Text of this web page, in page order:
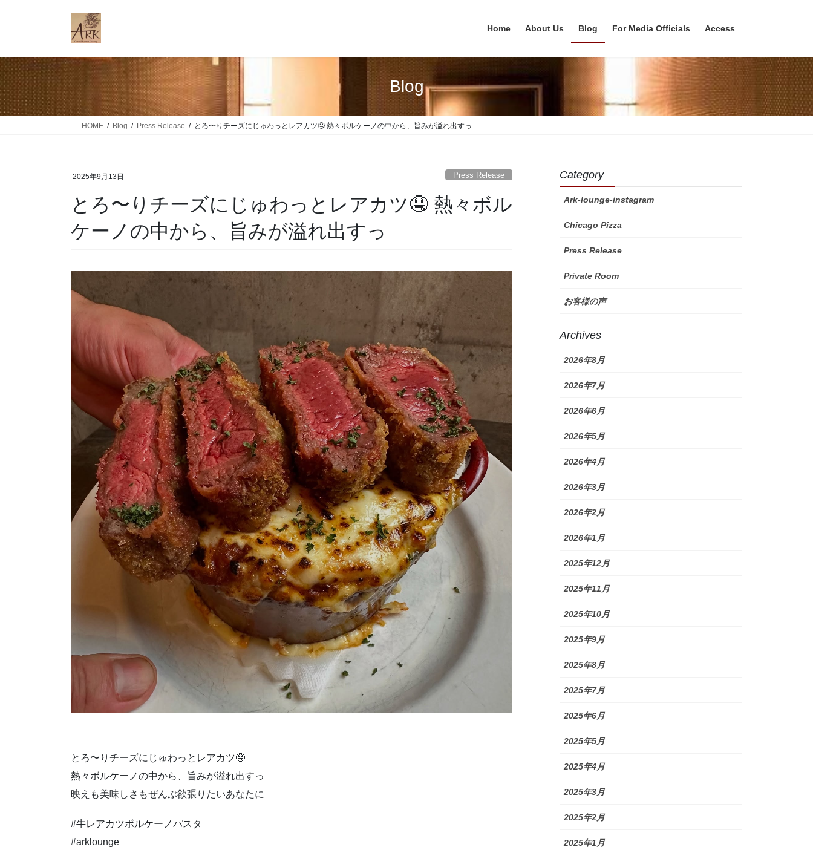
ツ
に
移
動
シ
ョ
ン
に
Home About Us Blog For Media Officials Access
Blog
HOME Blog Press Release とろ〜りチーズにじゅわっとレアカツ🤤 熱々ボルケーノの中から、旨みが溢れ出すっ
2025年9月13日 Press Release
とろ〜りチーズにじゅわっとレアカツ🤤 熱々ボル
ケーノの中から、旨みが溢れ出すっ
とろ〜りチーズにじゅわっとレアカツ🤤
熱々ボルケーノの中から、旨みが溢れ出すっ
映えも美味しさもぜんぶ欲張りたいあなたに
#牛レアカツボルケーノパスタ
#arklounge
Category
Ark-lounge-instagram
Chicago Pizza
Press Release
Private Room
お客様の声
Archives
2026年8月
2026年7月
2026年6月
2026年5月
2026年4月
2026年3月
2026年2月
2026年1月
2025年12月
2025年11月
2025年10月
2025年9月
2025年8月
2025年7月
2025年6月
2025年5月
2025年4月
2025年3月
2025年2月
2025年1月